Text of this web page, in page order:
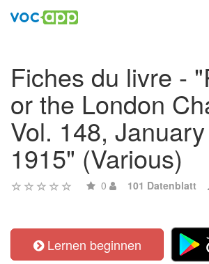
Fiches du livre -
or the London
Vol. 148,
1915" (Various)
0 101 Datenblatt
Lernen beginnen